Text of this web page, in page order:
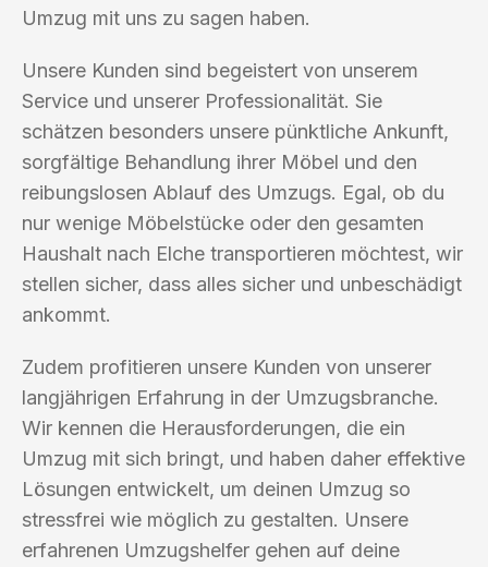
Umzug mit uns zu sagen haben.
Unsere Kunden sind begeistert von unserem
Service und unserer Professionalität. Sie
schätzen besonders unsere pünktliche Ankunft,
sorgfältige Behandlung ihrer Möbel und den
reibungslosen Ablauf des Umzugs. Egal, ob du
nur wenige Möbelstücke oder den gesamten
Haushalt nach Elche transportieren möchtest, wir
stellen sicher, dass alles sicher und unbeschädigt
ankommt.
Zudem profitieren unsere Kunden von unserer
langjährigen Erfahrung in der Umzugsbranche.
Wir kennen die Herausforderungen, die ein
Umzug mit sich bringt, und haben daher effektive
Lösungen entwickelt, um deinen Umzug so
stressfrei wie möglich zu gestalten. Unsere
erfahrenen Umzugshelfer gehen auf deine